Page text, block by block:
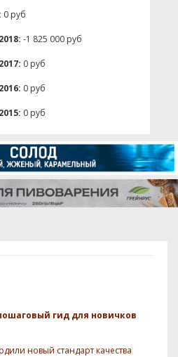
0 руб
-1 825 000 руб
0 руб
0 руб
0 руб
гид для новичков
новый стандарт качества